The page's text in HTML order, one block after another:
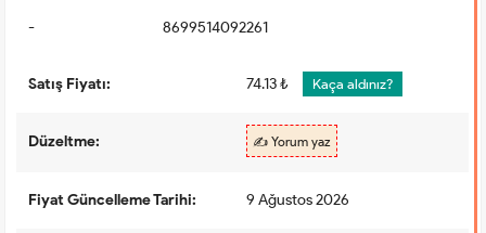
- 8699514092261
Satış Fiyatı: 74.13 ₺ Kaça aldınız?
Düzeltme: ✍️ Yorum yaz
Fiyat Güncelleme Tarihi: 9 Ağustos 2026